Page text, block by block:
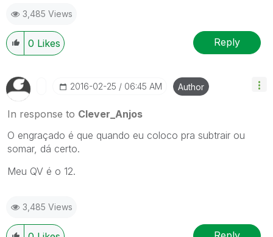
3,485 Views
0 Likes Reply
‎2016-02-25 06:45 AM Author
In response to Clever_Anjos
O engraçado é que quando eu coloco pra subtrair ou
somar, dá certo.
Meu QV é o 12.
3,485 Views